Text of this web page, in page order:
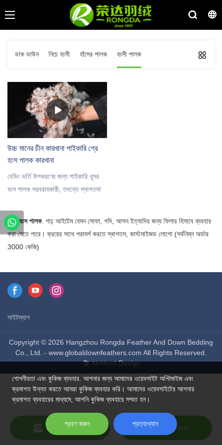
ডাক ডাউন নিচে হংসী হাঁসের পালক হংসী পালক
ধূসর হংস পালক. গাঢ় আইটেম যেমন সোফা, গদি, আসন ইত্যাদির জন্য ফিলার হিসাবে ব্যবহার
করা যেতে পারে। ক্রয়ের সাথে পরামর্শ করতে স্বাগতম, কাস্টমাইজড লোগো (সর্বনিম্ন অর্ডার
3000 কেজি)
উচ্চ মানের চীন কারখানা পাইকারি গ্রে
হংস পালক কারখানা
বেডিং ভর্তি উপকরণের জন্য পাইকারি ধূসর
হংস পালক সরবরাহকারী, তদন্তে স্বাগতম!
সাইটম্যাপ
Copyright © 2026 Hangzhou Rongda Feather And Down Bedding
Co., Ltd. - www.globaldownfeathers.com All Rights Reserved.
Design
Send Inquiry Chat Now
গোপনীয়তা এবং কুকিজ ব্যবহার. আপনার জন্য আমাদের ওয়েবসাইট অপ্টিমাইজ এবং
ক্রমাগত উন্নত করতে আমরা কুকিজ ব্যবহার করি। আমাদের ওয়েবসাইটের আপনার
ক্রমাগত ব্যবহারের মাধ্যমে, আপনি কুকিজ ব্যবহারে সম্মত হন।
গ্রহণ করুন প্রত্যাখ্যান